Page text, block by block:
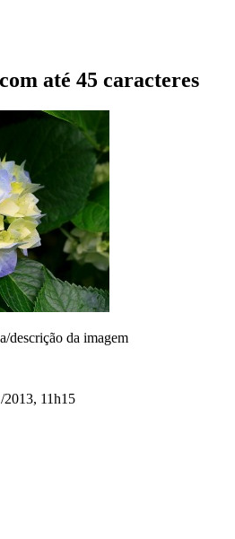
até 45 caracteres
descrição da imagem
2013, 11h15